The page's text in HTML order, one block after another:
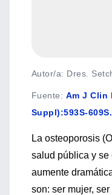
Autor/a: Dres.
Fuente: Am J Clin
Suppl):593S-609S.
La osteoporosis
salud pública y se
aumente
son: ser mujer,